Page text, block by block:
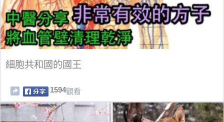
細胞共和國的國王
1594觀看